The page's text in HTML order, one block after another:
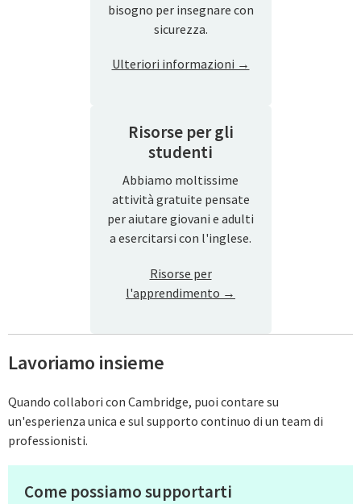
bisogno per insegnare con
sicurezza.
Ulteriori informazioni →
Risorse per gli
studenti
Abbiamo moltissime
attività gratuite pensate
per aiutare giovani e adulti
a esercitarsi con l'inglese.
Risorse per
l'apprendimento →
Lavoriamo insieme
Quando collabori con Cambridge, puoi contare su
un'esperienza unica e sul supporto continuo di un team di
professionisti.
Come possiamo supportarti